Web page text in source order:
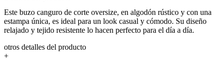
Este buzo canguro de corte oversize, en algodón rústico y con una
estampa única, es ideal para un look casual y cómodo. Su diseño
relajado y tejido resistente lo hacen perfecto para el día a día.
otros detalles del producto
+